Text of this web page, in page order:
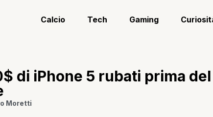
Calcio Tech Gaming
di iPhone 5 rubati prima
Moretti